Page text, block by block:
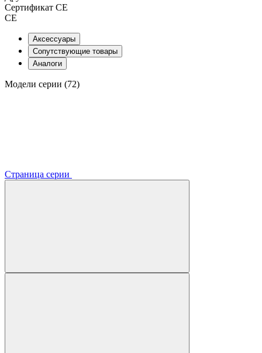
Сертификат CE
CE
Аксессуары
Сопутствующие товары
Аналоги
Модели серии (72)
Страница серии